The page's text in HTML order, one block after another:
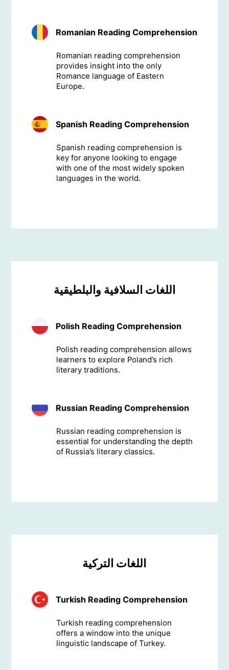
Romanian Reading Comprehension
Romanian reading comprehension
provides insight into the only
Romance language of Eastern
Europe.
Spanish Reading Comprehension
Spanish reading comprehension is
key for anyone looking to engage
with one of the most widely spoken
languages in the world.
اللغات السلافية والبلطيقية
Polish Reading Comprehension
Polish reading comprehension allows
learners to explore Poland’s rich
literary traditions.
Russian Reading Comprehension
Russian reading comprehension is
essential for understanding the depth
of Russia’s literary classics.
اللغات التركية
Turkish Reading Comprehension
Turkish reading comprehension
offers a window into the unique
linguistic landscape of Turkey.